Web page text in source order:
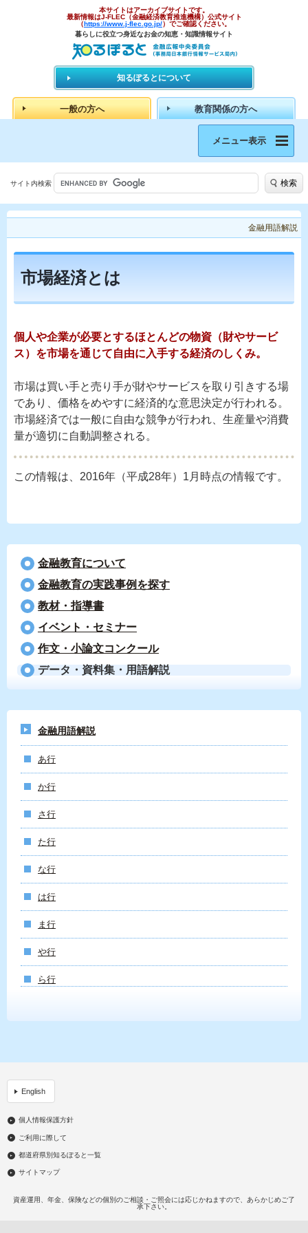
本サイトはアーカイブサイトです。
最新情報はJ-FLEC（金融経済教育推進機構）公式サイト
（https://www.j-flec.go.jp/）でご確認ください。
暮らしに役立つ身近なお金の知恵・知識情報サイト
知るぽるとについて
一般の方へ 教育関係の方へ
メニュー表示
サイト内検索 検索
金融用語解説
市場経済とは
個人や企業が必要とするほとんどの物資（財やサービ
ス）を市場を通じて自由に入手する経済のしくみ。
市場は買い手と売り手が財やサービスを取り引きする場
であり、価格をめやすに経済的な意思決定が行われる。
市場経済では一般に自由な競争が行われ、生産量や消費
量が適切に自動調整される。
この情報は、2016年（平成28年）1月時点の情報です。
金融教育について
⾦融教育の実践事例を探す
教材・指導書
イベント・セミナー
作文・小論文コンクール
データ・資料集・用語解説
金融用語解説
あ行
か行
さ行
た行
な行
は行
ま行
や行
ら行
English
個人情報保護方針
ご利用に際して
都道府県別知るぽると一覧
サイトマップ
資産運用、年金、保険などの個別のご相談・ご照会には応じかねますので、あらかじめご了
承下さい。